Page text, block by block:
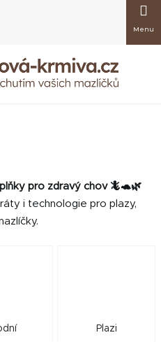
košík
pro zdravý chov 🦎🐢🌿
i technologie pro plazy,
Plazi